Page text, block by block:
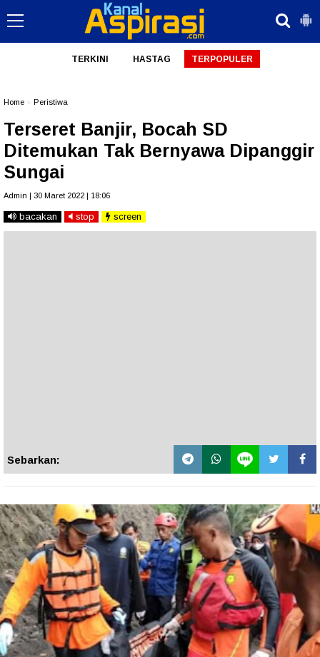
TERKINI HASTAG TERPOPULER
Home Peristiwa
Terseret Banjir, Bocah SD
Ditemukan Tak Bernyawa Dipanggir
Sungai
Admin | 30 Maret 2022 | 18:06
bacakan stop screen
Sebarkan: